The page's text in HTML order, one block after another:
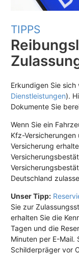
TIPPS
Erkundigen Sie
Dienstleistungen).
Dokumente Sie
Wenn Sie ein
Kfz-
Versicherung
Deutschland
Unser Tipp:
Sie zur
erhalten Sie die
Tagen und die
Minuten per E-Mail.
Schilderpräger vor